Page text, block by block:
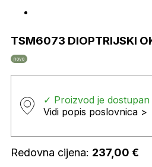
TSM6073 DIOPTRIJSKI
novo
✓ Proizvod je
Vidi popis poslovnica >
Redovna cijena: 237,00 €